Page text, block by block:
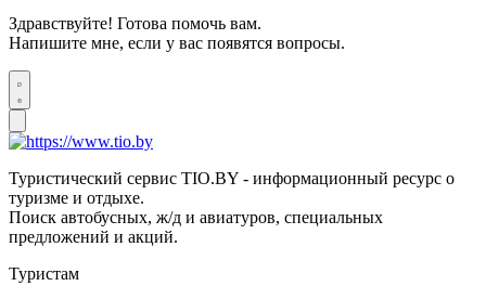
Здравствуйте! Готова помочь вам.
Напишите мне, если у вас появятся вопросы.
Туристический сервис TIO.BY - информационный ресурс о
туризме и отдыхе.
Поиск автобусных, ж/д и авиатуров, специальных
предложений и акций.
Туристам